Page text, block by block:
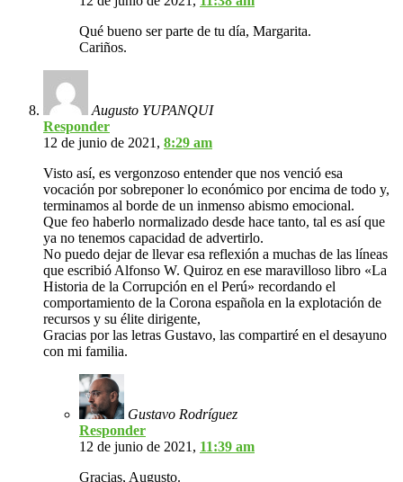
Qué bueno ser parte de tu día, Margarita.
Cariños.
Augusto YUPANQUI
Responder
12 de junio de 2021, 8:29 am
Visto así, es vergonzoso entender que nos venció esa
vocación por sobreponer lo económico por encima de todo y,
terminamos al borde de un inmenso abismo emocional.
Que feo haberlo normalizado desde hace tanto, tal es así que
ya no tenemos capacidad de advertirlo.
No puedo dejar de llevar esa reflexión a muchas de las líneas
que escribió Alfonso W. Quiroz en ese maravilloso libro «La
Historia de la Corrupción en el Perú» recordando el
comportamiento de la Corona española en la explotación de
recursos y su élite dirigente,
Gracias por las letras Gustavo, las compartiré en el desayuno
con mi familia.
Gustavo Rodríguez
Responder
12 de junio de 2021, 11:39 am
Gracias, Augusto.